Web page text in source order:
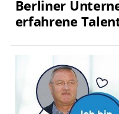
Berliner
erfahrene